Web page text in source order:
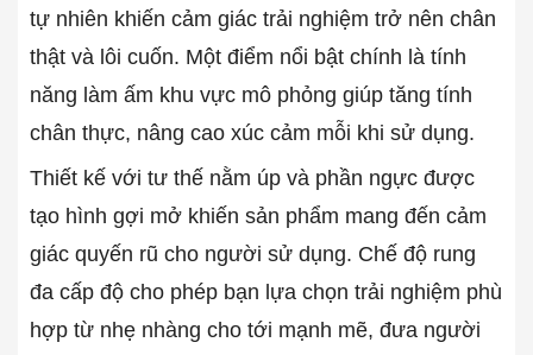
tự nhiên khiến cảm giác trải nghiệm trở nên chân
thật và lôi cuốn. Một điểm nổi bật chính là tính
năng làm ấm khu vực mô phỏng giúp tăng tính
chân thực, nâng cao xúc cảm mỗi khi sử dụng.
Thiết kế với tư thế nằm úp và phần ngực được
tạo hình gợi mở khiến sản phẩm mang đến cảm
giác quyến rũ cho người sử dụng. Chế độ rung
đa cấp độ cho phép bạn lựa chọn trải nghiệm phù
hợp từ nhẹ nhàng cho tới mạnh mẽ, đưa người